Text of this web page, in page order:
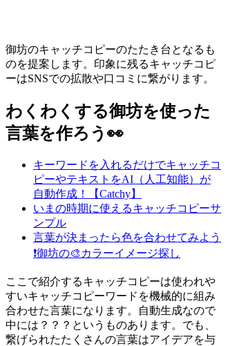
御坊のキャッチコピーのたたき台となるも
のを提案します。印象に残るキャッチコピ
ーはSNSでの拡散や口コミに繋がります。
わくわくする御坊を使った
言葉を作ろう👀
キーワードを入れるだけでキャッチコ
ピーやテキストをAI（人工知能）が
自動作成！【Catchy】
いまの時期に使えるキャッチコピーサ
ンプル
言葉が決まったら色を合わせてみよう
❗御坊の🎨カラーイメージ探し
ここで紹介するキャッチコピーは使われや
すいキャッチコピーワードを機械的に組み
合わせた言葉になります。自動生成なので
中には？？？というものあります。でも、
繋げられたたくさんの言葉はアイデアを与